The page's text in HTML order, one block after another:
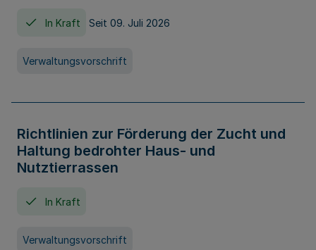
In Kraft Seit 09. Juli 2026
Verwaltungsvorschrift
Richtlinien zur Förderung der Zucht und
Haltung bedrohter Haus- und
Nutztierrassen
In Kraft
Verwaltungsvorschrift